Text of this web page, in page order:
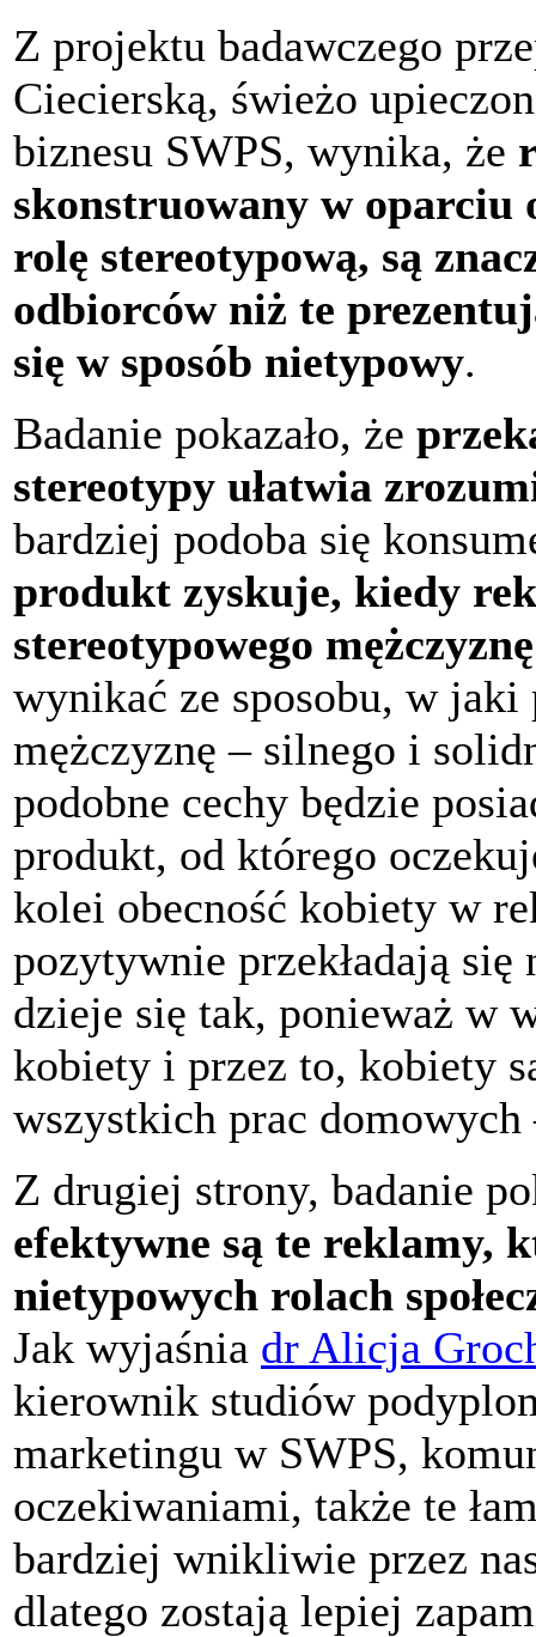
Z projektu badawczego
Ciecierską, świeżo
biznesu SWPS, wynika, że
skonstruowany w oparciu
rolę stereotypową, są
odbiorców niż te
się w sposób nietypowy.
Badanie pokazało, że
stereotypy ułatwia
bardziej podoba się
produkt zyskuje, kiedy
stereotypowego mężczyznę
wynikać ze sposobu, w jaki
mężczyznę – silnego i
podobne cechy będzie
produkt, od którego
kolei obecność kobiety w
pozytywnie przekładają
dzieje się tak, ponieważ w
kobiety i przez to, kobiety
wszystkich prac domowych
Z drugiej strony, badanie
efektywne są te reklamy,
nietypowych rolach
Jak wyjaśnia dr Alicja
kierownik studiów
marketingu w SWPS,
oczekiwaniami, także te
bardziej wnikliwie przez
dlatego zostają lepiej